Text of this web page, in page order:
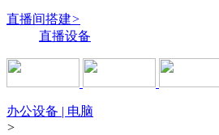
直播间搭建>
直播设备
办公设备 | 电脑
>